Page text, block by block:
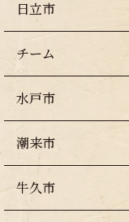
日立市
チーム
水戸市
潮来市
牛久市